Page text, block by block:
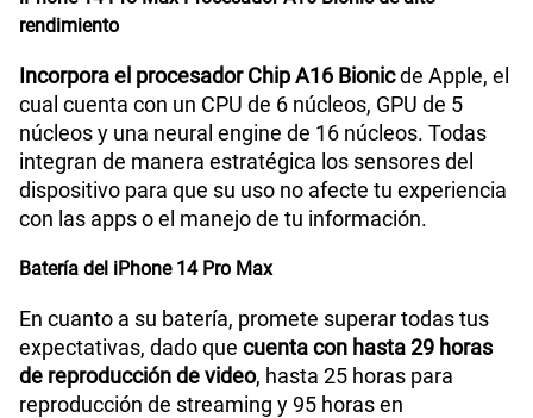
rendimiento
Incorpora el procesador Chip A16 Bionicde Apple, el
cual cuenta con un CPU de 6 núcleos, GPU de 5
núcleos y una neural engine de 16 núcleos. Todas
integran de manera estratégica los sensores del
dispositivo para que su uso no afecte tu experiencia
con las apps o el manejo de tu información.
Batería del iPhone 14 Pro Max
En cuanto a su batería, promete superar todas tus
expectativas, dado que cuenta con hasta 29 horas
de reproducción de video, hasta 25 horas para
reproducción de streaming y 95 horas en